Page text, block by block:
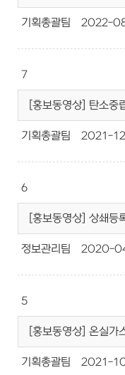
기획총괄팀 2022-
7
[홍보동영상] 탄소
기획총괄팀 2021-
6
[홍보동영상] 상쇄등
정보관리팀 2020-
5
[홍보동영상] 온실
기획총괄팀 2021-